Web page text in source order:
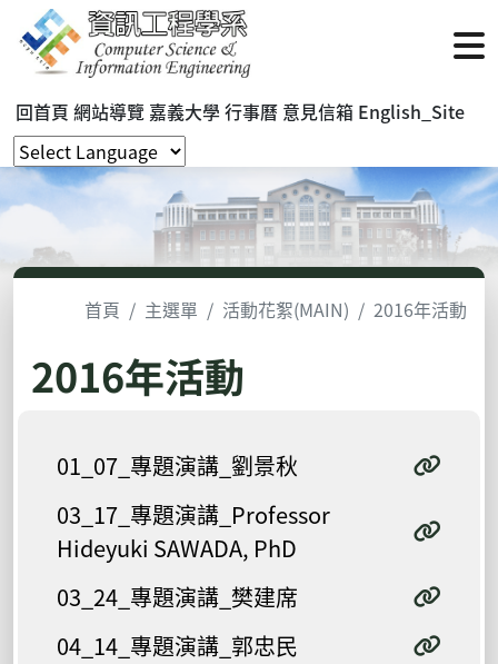
回首頁 網站導覽 嘉義大學行事曆 意見信箱 English_Site
首頁 主選單 活動花絮(MAIN) 2016年活動
2016年活動
01_07_專題演講_劉景秋
03_17_專題演講_Professor
Hideyuki SAWADA, PhD
03_24_專題演講_樊建席
04_14_專題演講_郭忠民